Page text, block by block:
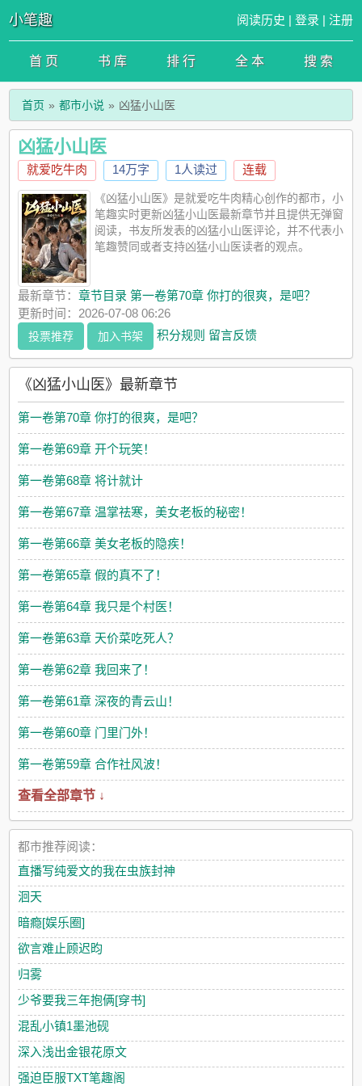
小笔趣 阅读历史 | 登录 | 注册
首 页 书 库 排 行 全 本 搜 索
首页 都市小说 凶猛小山医
凶猛小山医
就爱吃牛肉 14万字 1人读过 连载
《凶猛小山医》是就爱吃牛肉精心创作的都市，小
笔趣实时更新凶猛小山医最新章节并且提供无弹窗
阅读，书友所发表的凶猛小山医评论，并不代表小
笔趣赞同或者支持凶猛小山医读者的观点。
最新章节：章节目录 第一卷第70章 你打的很爽，是吧？
更新时间：2026-07-08 06:26
投票推荐 加入书架 积分规则 留言反馈
《凶猛小山医》最新章节
第一卷第70章 你打的很爽，是吧？
第一卷第69章 开个玩笑！
第一卷第68章 将计就计
第一卷第67章 温掌祛寒，美女老板的秘密！
第一卷第66章 美女老板的隐疾！
第一卷第65章 假的真不了！
第一卷第64章 我只是个村医！
第一卷第63章 天价菜吃死人？
第一卷第62章 我回来了！
第一卷第61章 深夜的青云山！
第一卷第60章 门里门外！
第一卷第59章 合作社风波！
查看全部章节 ↓
都市推荐阅读：
直播写纯爱文的我在虫族封神
洄天
暗瘾[娱乐圈]
欲言难止顾迟昀
归雾
少爷要我三年抱俩[穿书]
混乱小镇1墨池砚
深入浅出金银花原文
强迫臣服TXT笔趣阁